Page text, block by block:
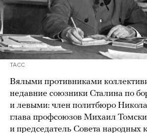
ТАСС
Вялыми противниками
недавние союзники Сталина по
и левыми: член политбюро
глава профсоюзов Михаил
и председатель Совета народных